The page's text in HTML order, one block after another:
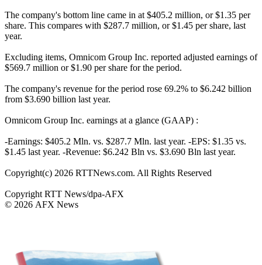
The company's bottom line came in at $405.2 million, or $1.35 per
share. This compares with $287.7 million, or $1.45 per share, last
year.
Excluding items, Omnicom Group Inc. reported adjusted earnings of
$569.7 million or $1.90 per share for the period.
The company's revenue for the period rose 69.2% to $6.242 billion
from $3.690 billion last year.
Omnicom Group Inc. earnings at a glance (GAAP) :
-Earnings: $405.2 Mln. vs. $287.7 Mln. last year. -EPS: $1.35 vs.
$1.45 last year. -Revenue: $6.242 Bln vs. $3.690 Bln last year.
Copyright(c) 2026 RTTNews.com. All Rights Reserved
Copyright RTT News/dpa-AFX
© 2026 AFX News